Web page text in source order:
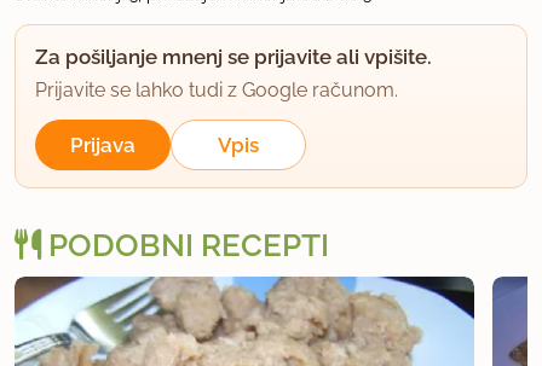
Od kar je žena naredila po receptu Bineta Volčiča,
drugih receptov ne uporabljamo. Sorry, Marko.
uporabno
Za pošiljanje mnenj se prijavite ali vpišite.
Prijavite se lahko tudi z Google računom.
Prijava Vpis
PODOBNI RECEPTI